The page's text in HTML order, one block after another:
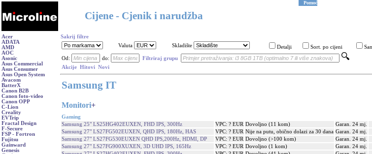
Cijene - Cjenik i narudžba
Pomoć
Acer
ADATA
AMD
AOC
Asonic
Asus Commercial
Asus Consumer
Asus Open System
Avacom
BatterX
Canon B2B
Canon foto-video
Canon OPP
C-Lion
Creality
EVTrip
Fractal Design
F-Secure
FSP - Fortron
Fujitsu
Gainward
Genesis
Sakrij filtre
Valuta
Skladište Detalji Sort. po cijeni
Od: do:
Filtriraj grupu
Akcije Hitovi Novi
Samsung IT
Monitori+
Gaming
Samsung 25" LS25HG402EUXEN, FHD IPS, 300Hz
VPC: ? EUR Dovoljno (11 kom)
Garan. 24 mj.
Samsung 27" LS27FG502EUXEN, QHD IPS, 180Hz, HAS
VPC: ? EUR Nije na putu, obično dolazi za 30 dana Garan. 24 mj.
Samsung 27" LS27FG530EUXEN QHD IPS,200Hz, HDMI, DP
VPC: ? EUR Dovoljno (>100 kom)
Garan. 24 mj.
Samsung 27" LS27FG900XUXEN, 3D UHD IPS, 165Hz
VPC: ? EUR Dovoljno (1 kom)
Garan. 24 mj.